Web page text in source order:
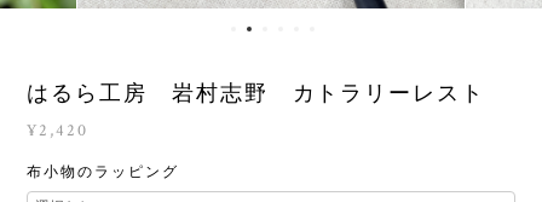
はるら工房 岩村志野 カトラリーレスト
¥2,420
布小物のラッピング